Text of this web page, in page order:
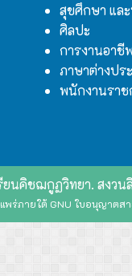
สุขศึกษา แล
ศิลปะ
การงานอาชีพ
ภาษาต่างปร
พนักงานราช
ยนคิชฌกูฏวิทยา. สงวน
พร่ภายใต้ GNU ใบอนุญาตส